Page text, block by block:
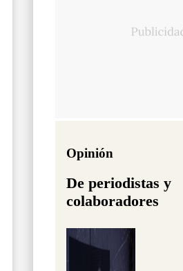
Opinión
De periodistas y
colaboradores